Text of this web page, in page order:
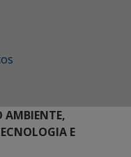
AMBIENTE,
E